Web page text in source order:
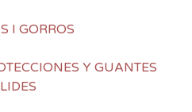
I GORROS
Y GUANTES